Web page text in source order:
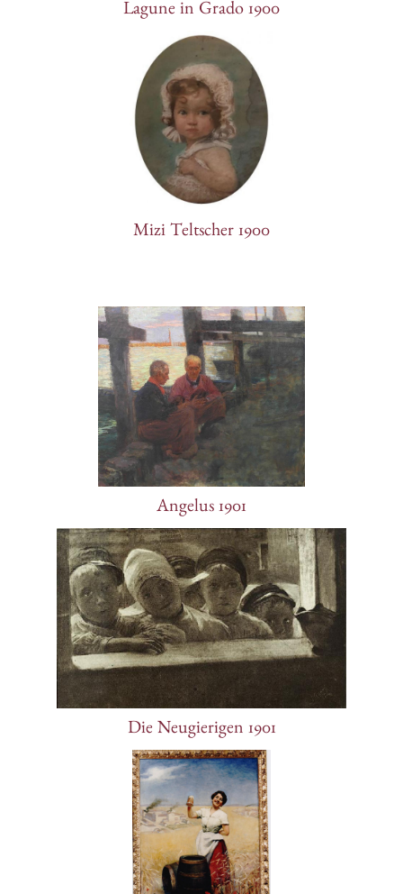
Lagune in Grado 1900
Mizi Teltscher 1900
Angelus 1901
Die Neugierigen 1901